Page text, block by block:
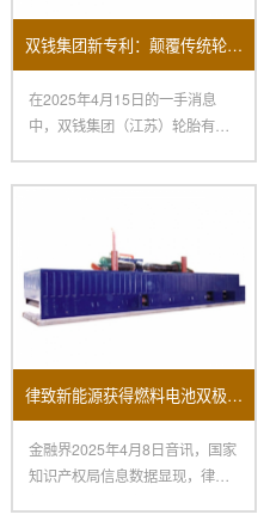
双钱集团新专利：颠覆传统轮胎生产的涂胶机
在2025年4月15日的一手消息
中，双钱集团（江苏）轮胎有限
律致新能源获得燃料电池双极板主动涂胶机专利
金融界2025年4月8日音讯，国家
知识产权局信息数据显现，律致